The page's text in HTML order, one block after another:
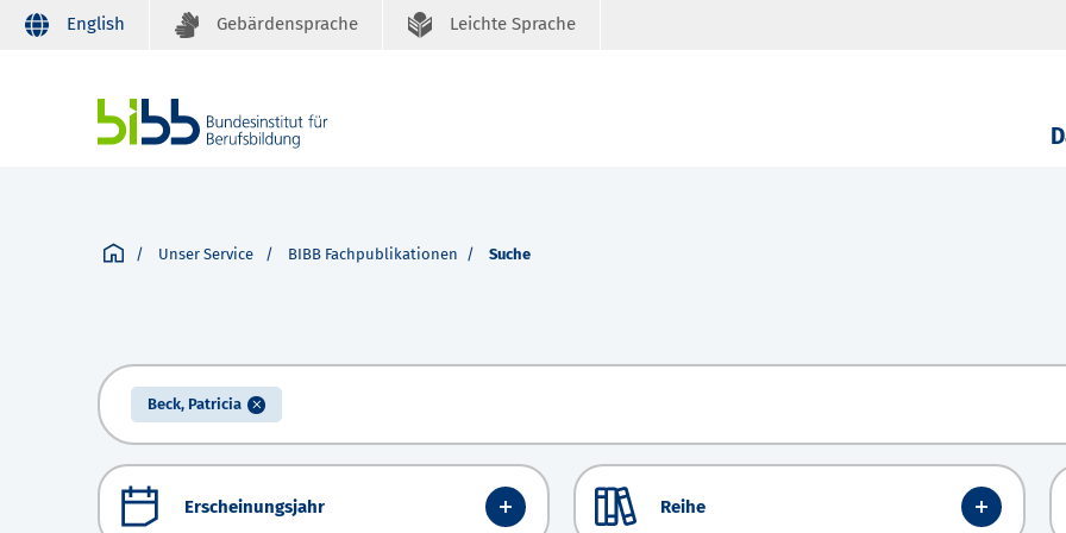
English Gebärdensprache Leichte Sprache
Unser Service BIBB Fachpublikationen Suche
Beck, Patricia
Erscheinungsjahr Reihe